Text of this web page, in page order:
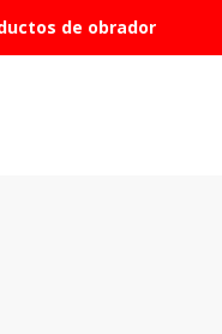
de obrador